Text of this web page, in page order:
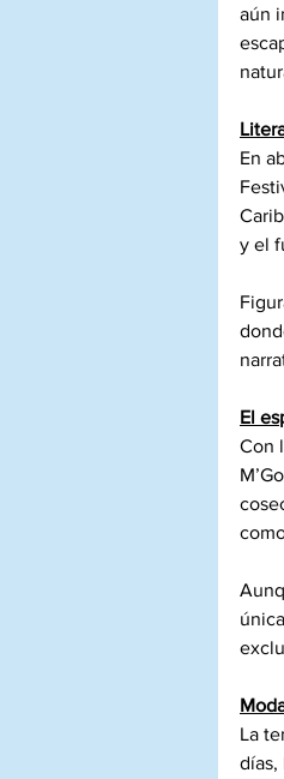
aún
En
y el
El
Con
La
días,